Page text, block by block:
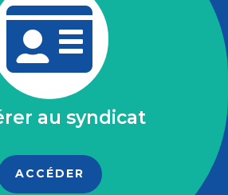

au syndicat
ACCÉDER